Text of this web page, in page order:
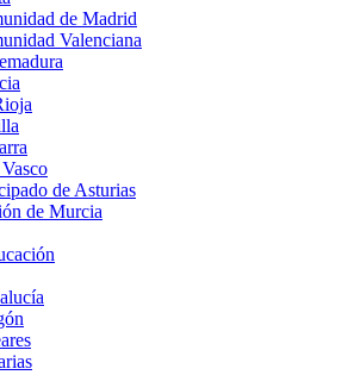
de Madrid
Valenciana
de Asturias
de Murcia